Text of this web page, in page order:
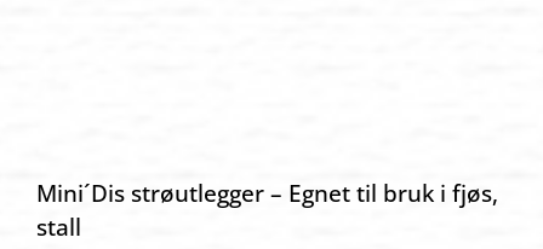
Mini´Dis strøutlegger – Egnet til bruk i fjøs,
stall